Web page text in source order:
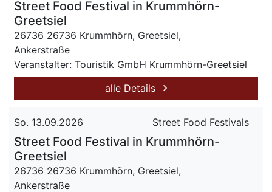
Street Food Festival in Krummhörn-
Greetsiel
26736 26736 Krummhörn, Greetsiel,
Ankerstraße
Veranstalter: Touristik GmbH Krummhörn-Greetsiel
alle Details
So. 13.09.2026 Street Food Festivals
Street Food Festival in Krummhörn-
Greetsiel
26736 26736 Krummhörn, Greetsiel,
Ankerstraße